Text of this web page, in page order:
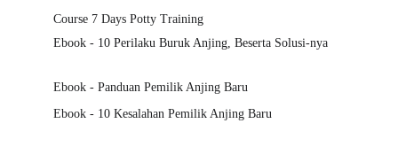
Course 7 Days Potty Training
Ebook - 10 Kesalahan Pemilik Anjing Baru
Ebook - 10 Perilaku Buruk Anjing, Beserta Solusi-nya
Ebook - Panduan Pemilik Anjing Baru